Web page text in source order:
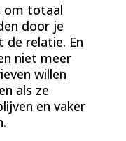
om totaal
door je
relatie. En
niet meer
willen
als ze
en vaker